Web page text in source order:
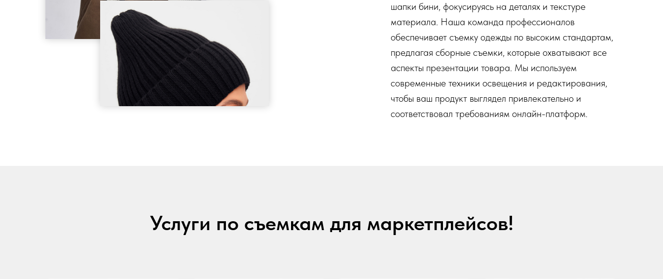
шапки бини, фокусируясь на деталях и текстуре
материала. Наша команда профессионалов
обеспечивает съемку одежды по высоким стандартам,
предлагая сборные съемки, которые охватывают все
аспекты презентации товара. Мы используем
современные техники освещения и редактирования,
чтобы ваш продукт выглядел привлекательно и
соответствовал требованиям онлайн-платформ.
Услуги по съемкам для маркетплейсов!